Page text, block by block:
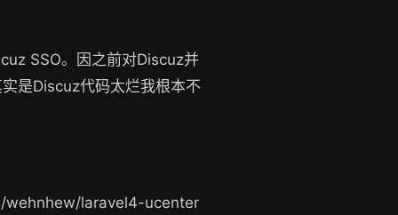
SSO。因之前对Discuz并
是Discuz代码太烂我根本不
wehnhew/laravel4-ucenter